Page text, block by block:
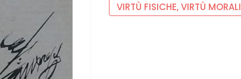
VIRTÙ FISICHE, VIRTÙ MORALI